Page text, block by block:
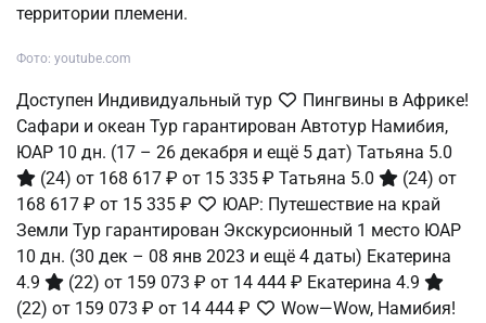
территории племени.
Фото: youtube.com
Доступен Индивидуальный тур
Пингвины в Африке!
Сафари и океан Тур гарантирован Автотур Намибия,
ЮАР 10 дн. (17 – 26 декабря и ещё 5 дат) Татьяна 5.0
(24) от 168 617 ₽ от 15 335 ₽ Татьяна 5.0 (24) от
168 617 ₽ от 15 335 ₽
ЮАР: Путешествие на край
Земли Тур гарантирован Экскурсионный 1 место ЮАР
10 дн. (30 дек – 08 янв 2023 и ещё 4 даты) Екатерина
4.9
(22) от 159 073 ₽ от 14 444 ₽ Екатерина 4.9
(22) от 159 073 ₽ от 14 444 ₽
Wow—Wow, Намибия!